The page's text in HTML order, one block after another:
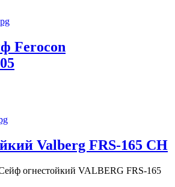
Ferocon
Valberg FRS-165 CH
огнестойкий VALBERG FRS-165